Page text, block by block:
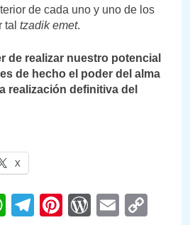
de cada uno y uno de los
tal tzadik emet.
de realizar nuestro potencial
de hecho el poder del alma
realización definitiva del
X
WhatsApp
Telegram
PinterestEmail